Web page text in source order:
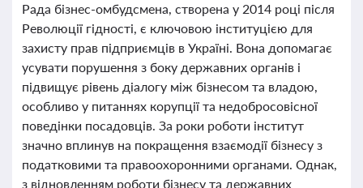
Рада бізнес-омбудсмена, створена у 2014 році після
Революції гідності, є ключовою інституцією для
захисту прав підприємців в Україні. Вона допомагає
усувати порушення з боку державних органів і
підвищує рівень діалогу між бізнесом та владою,
особливо у питаннях корупції та недобросовісної
поведінки посадовців. За роки роботи інститут
значно вплинув на покращення взаємодії бізнесу з
податковими та правоохоронними органами. Однак,
з відновленням роботи бізнесу та державних